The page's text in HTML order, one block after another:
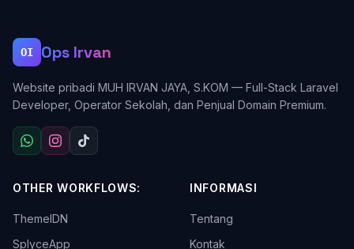
OI Ops Irvan
Website pribadi MUH IRVAN JAYA, S.KOM — Full-Stack Laravel
Developer, Operator Sekolah, dan Penjual Domain Premium.
OTHER WORKFLOWS:
ThemeIDN
SplyceApp
INFORMASI
Tentang
Kontak